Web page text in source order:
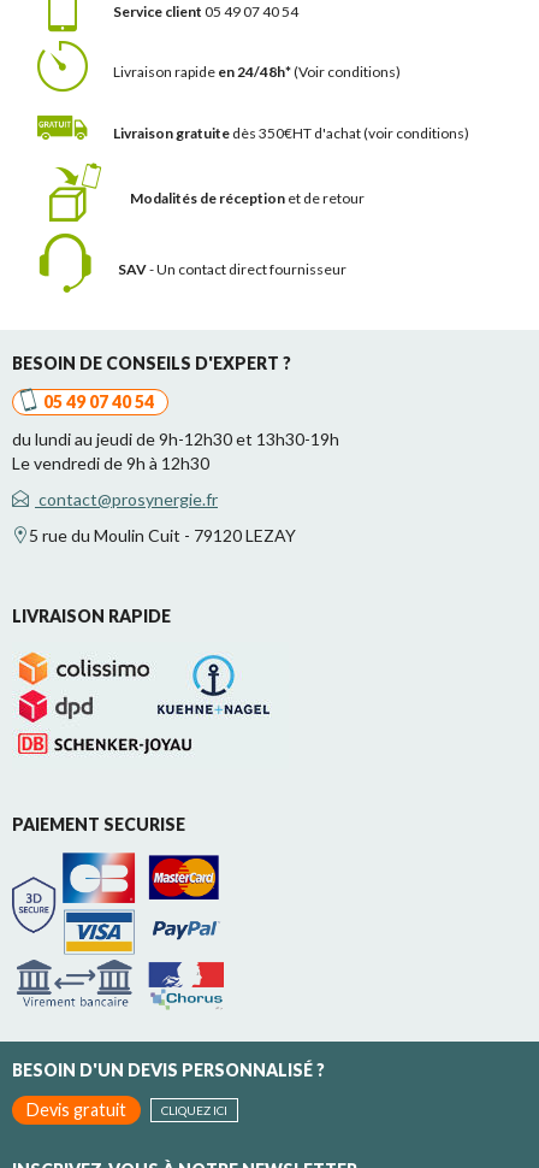
Service client 05 49 07 40 54
Livraison rapide en 24/48h*(Voir conditions)
Livraison gratuite dès 350€HT d'achat(voir conditions)
Modalités de réception et de retour
SAV- Un contact direct fournisseur
BESOIN DE CONSEILS D'EXPERT ?
05 49 07 40 54
du lundi au jeudi de 9h-12h30 et 13h30-19h
Le vendredi de 9h à 12h30
contact@prosynergie.fr
5 rue du Moulin Cuit - 79120 LEZAY
LIVRAISON RAPIDE
PAIEMENT SECURISE
BESOIN D'UN DEVIS PERSONNALISÉ ?
Devis gratuit
CLIQUEZ ICI